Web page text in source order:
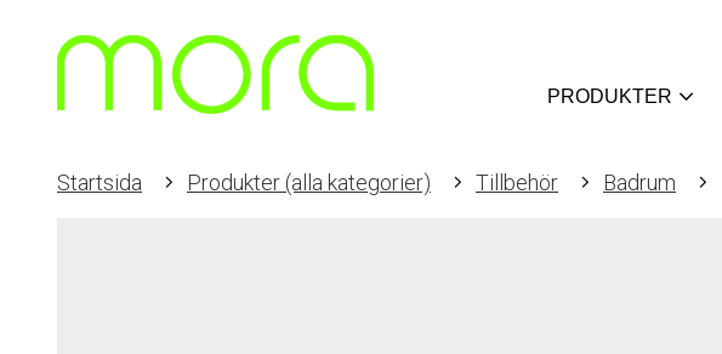
PRODUKTER
Startsida Produkter (alla kategorier) Tillbehör Badrum